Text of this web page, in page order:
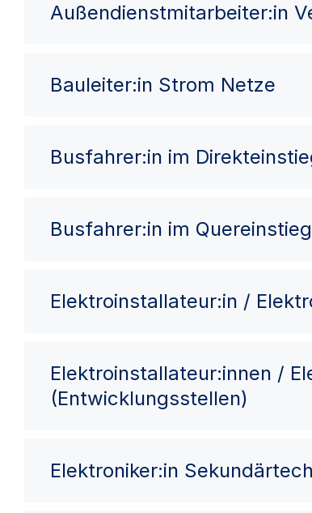
Außendienstmitarbeiter:in
Bauleiter:in Strom Netze
Busfahrer:in im
Busfahrer:in im Quereinstieg
Elektroinstallateur:in /
Elektroinstallateur:innen /
(Entwicklungsstellen)
Elektroniker:in